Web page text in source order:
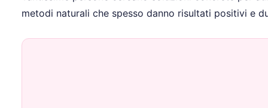
metodi naturali che spesso danno risultati positivi e